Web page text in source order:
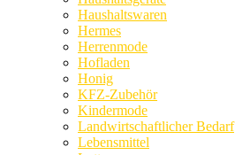
Haushaltswaren
Hermes
Herrenmode
Hofladen
Honig
KFZ-Zubehör
Kindermode
Landwirtschaftlicher Bedarf
Lebensmittel